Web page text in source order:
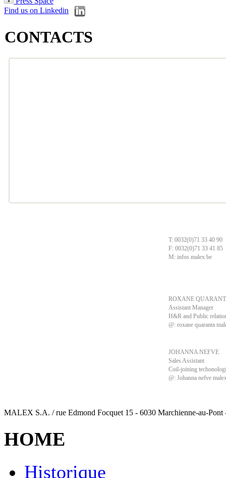
Find us on Linkedin
CONTACTS
T: 0032(0)71 33 40 90
F: 0032(0)71 33 41 85
M: infos malex be
ROXANE
Assistant Manager
H&R and Public
@: roxane quaranta
JOHANNA NEFVE
Sales Assistant
Coil-joining
@: Johanna nefve
MALEX S.A. / rue Edmond Focquet 15 - 6030 Marchienne-au-
HOME
Historique